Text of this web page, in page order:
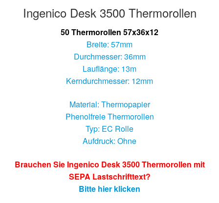
Ingenico Desk 3500 Thermorollen
50 Thermorollen 57x36x12
Breite: 57mm
Durchmesser: 36mm
Lauflänge: 13m
Kerndurchmesser: 12mm
Material: Thermopapier
Phenolfreie Thermorollen
Typ: EC Rolle
Aufdruck: Ohne
Brauchen Sie Ingenico Desk 3500 Thermorollen mit
SEPA Lastschrifttext?
Bitte hier klicken